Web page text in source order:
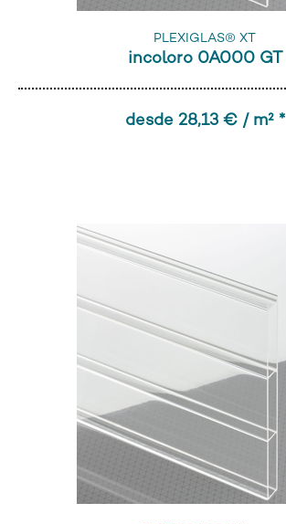
PLEXIGLAS® XT
incoloro 0A000 GT
desde 28,13 € / m² *